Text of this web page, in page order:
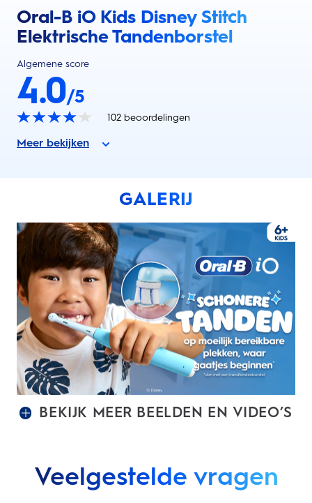
Oral-B iO Kids Disney Stitch
Elektrische Tandenborstel
Algemene score
4.0/5
102 beoordelingen
Meer bekijken
GALERIJ
BEKIJK MEER BEELDEN EN VIDEO’S
Veelgestelde vragen